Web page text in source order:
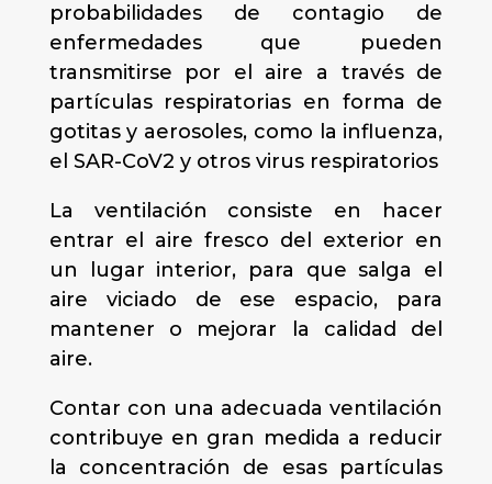
probabilidades de contagio de
enfermedades que pueden
transmitirse por el aire a través de
partículas respiratorias en forma de
gotitas y aerosoles, como la influenza,
el SAR-CoV2 y otros virus respiratorios
La ventilación consiste en hacer
entrar el aire fresco del exterior en
un lugar interior, para que salga el
aire viciado de ese espacio, para
mantener o mejorar la calidad del
aire.
Contar con una adecuada ventilación
contribuye en gran medida a reducir
la concentración de esas partículas